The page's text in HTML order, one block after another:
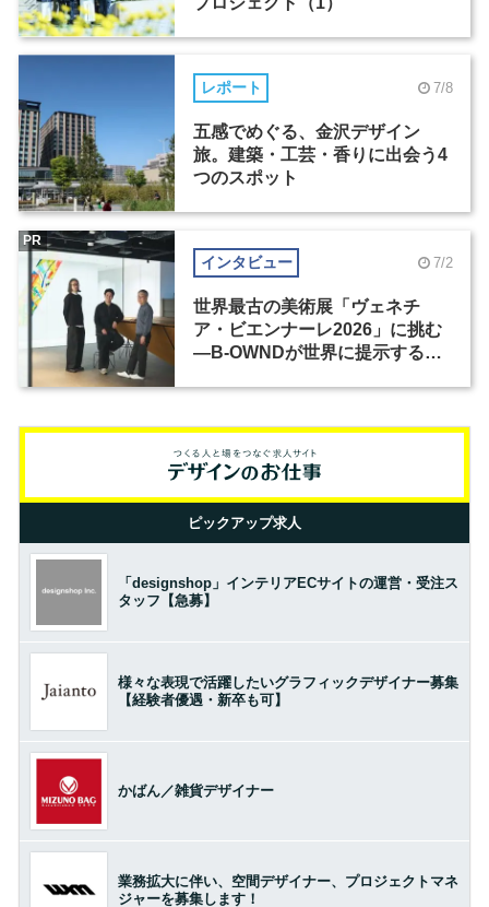
レポート 7/8
五感でめぐる、金沢デザイン
旅。建築・工芸・香りに出会う4
つのスポット
インタビュー 7/2
世界最古の美術展「ヴェネチ
ア・ビエンナーレ2026」に挑む
―B-OWNDが世界に提示する美
PR
ピックアップ求人
「designshop」インテリアECサイトの運営・受注ス
タッフ【急募】
様々な表現で活躍したいグラフィックデザイナー募集
【経験者優遇・新卒も可】
かばん／雑貨デザイナー
業務拡大に伴い、空間デザイナー、プロジェクトマネ
ジャーを募集します！